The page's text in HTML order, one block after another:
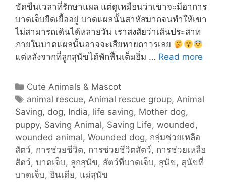
ขัดขืนเวลาที่รักษาแผล แต่ดูเหมือนว่าเขาจะมีอาการ
บาดเจ็บยืดเยื้ออยู่ บาดแผลนั้นสาหัสมากจนทำให้เขา
ไม่สามารถเดินได้หลายวัน เราสงสัยว่าเส้นประสาท
ภายในบาดแผลนั้นอาจจะเสียหายถาวรเลย
แต่หลังจากที่ลูกสุนัขได้พักฟื้นเต็มอิ่ม … Read more
“
ให้
Categories
Cute Animals & Mascot
Tags
animal rescue,Animal rescue group,Animal
Saving, dog, India, life saving, Mother dog,
puppy, Saving Animal, Saving Life, wounded,
wounded animal, Wounded dog, กลุ่มช่วยเหลือ
สัตว์, การช่วยชีวิต, การช่วยชีวิตสัตว์, การช่วยเหลือ
สัตว์, บาดเจ็บ, ลูกสุนัข, สัตว์ที่บาดเจ็บ, สุนัข, สุนัขที่
บาดเจ็บ, อินเดีย, แม่สุนัข